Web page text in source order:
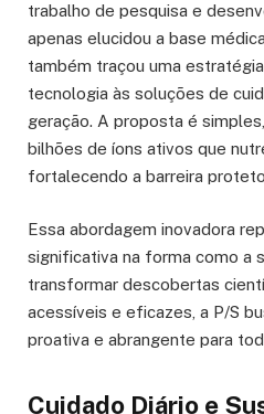
trabalho de pesquisa e
apenas elucidou a base
também traçou uma
tecnologia às soluções de
geração. A proposta é
bilhões de íons ativos que
fortalecendo a barreira
Essa abordagem inovadora
significativa na forma como a
transformar descobertas
acessíveis e eficazes, a P/S
proativa e abrangente para
Cuidado Diário e